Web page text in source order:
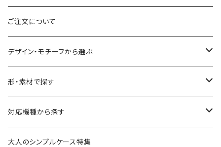
ご注文について
デザイン・モチーフから選ぶ
花柄・植物
生き物
食べ物
形・素材で探す
透明・クリアケース（ハードケース）
透明・ソフトケース（柔らか素材）
対応機種から探す
iPhone 17 シリーズ
大人のシンプルケース特集